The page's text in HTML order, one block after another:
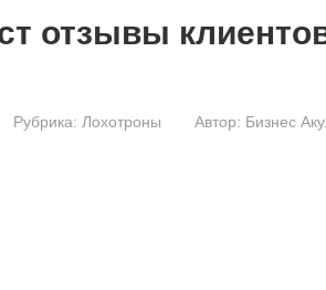
отзывы
Рубрика: Лохотроны Автор: Бизнес